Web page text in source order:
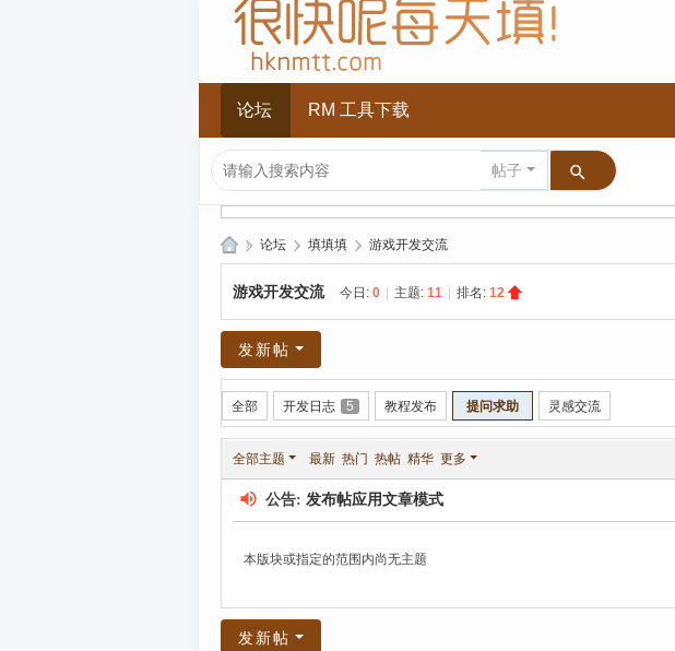
论坛 RM 工具下载
帖子
P
G|
哈
库
» 论坛 › 填填填 › 游戏开发交流
游戏开发交流 今日: 0 主题: 11 排名: 12
发新帖
全部 开发日志 5 教程发布 提问求助 灵感交流
全部主题 最新 热门 热帖 精华 更多
公告: 发布帖应用文章模式
本版块或指定的范围内尚无主题
发新帖